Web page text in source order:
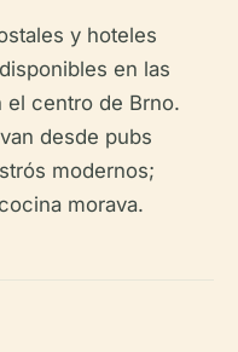
y hoteles
en las
el centro de Brno.
desde pubs
modernos;
morava.